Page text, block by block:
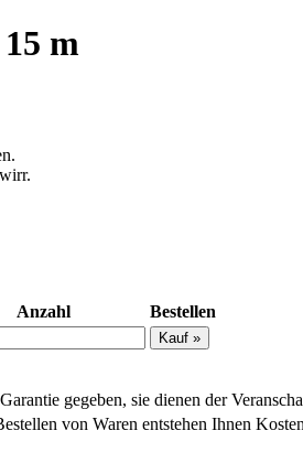
m
Anzahl
Bestellen
Garantie gegeben, sie dienen der
von Waren entstehen Ihnen